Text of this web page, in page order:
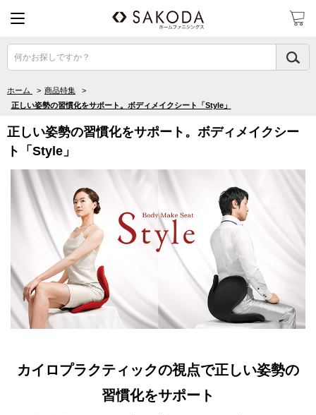
何かお探しですか？
ホーム > 商品特集
>
正しい姿勢の習慣化をサポート。ボディメイクシート「Style」
正しい姿勢の習慣化をサポート。ボディメイクシー
ト「Style」
カイロプラクティックの視点で正しい姿勢の
習慣化をサポート